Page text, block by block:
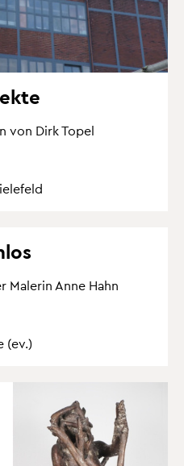
von Dirk Topel
Ma­le­rin Anne Hahn
(ev.)